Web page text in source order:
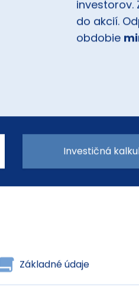
investorov.
do akcií.
obdobie
Investičná
Základné údaje